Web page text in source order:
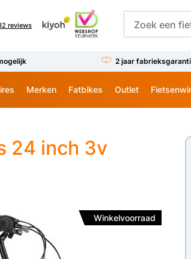
reviews
2 jaar
Merken Fatbikes Outlet
24 inch 3v
Winkelvoorraad